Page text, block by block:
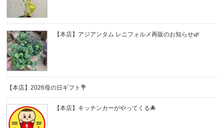
【本店】アジアンタム レニフォルメ再販のお知らせ🌿
【本店】2026母の日ギフト💐
【本店】キッチンカーがやってくる🐙